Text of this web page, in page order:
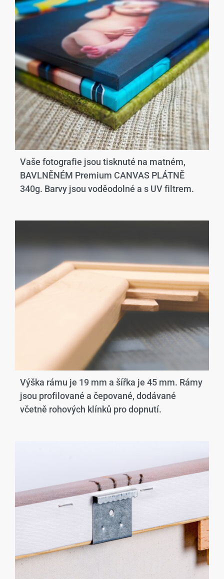
Vaše fotografie jsou tisknuté na matném,
BAVLNĚNÉM Premium CANVAS PLÁTNĚ
340g. Barvy jsou voděodolné a s UV filtrem.
Výška rámu je 19 mm a šířka je 45 mm. Rámy
jsou profilované a čepované, dodávané
včetně rohových klínků pro dopnutí.